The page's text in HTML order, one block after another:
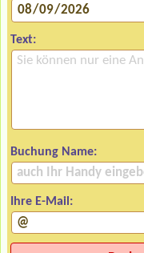
Text:
Buchung Name:
Ihre E-Mail: